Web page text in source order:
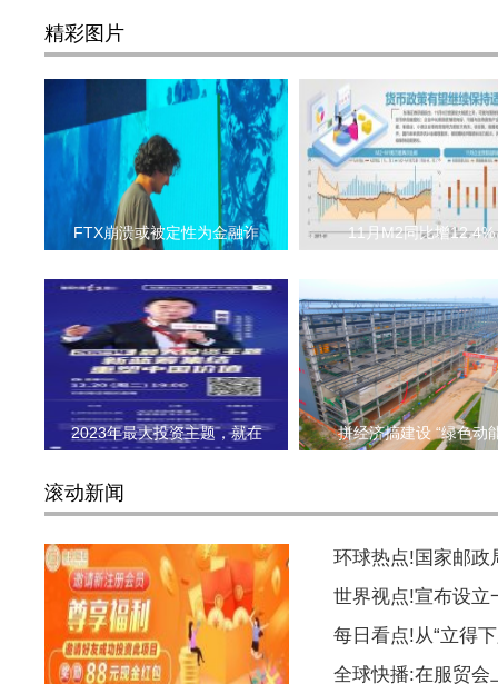
精彩图片
FTX崩溃或被定性为金融诈 11月M2同比增12.4%
2023年最大投资主题，就在 拼经济搞建设 “绿色动
滚动新闻
环球热点!国家邮政
世界视点!宣布设立
每日看点!从“立得
全球快播:在服贸会